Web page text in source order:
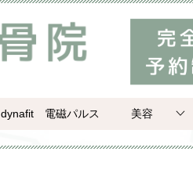
dynafit 電磁パルス 美容